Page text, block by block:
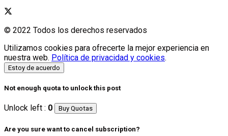
© 2022 Todos los derechos reservados
Utilizamos cookies para ofrecerte la mejor experiencia en
nuestra web. Política de privacidad y cookies.
Estoy de acuerdo
Not enough quota to unlock this post
Unlock left : 0 Buy Quotas
Are you sure want to cancel subscription?